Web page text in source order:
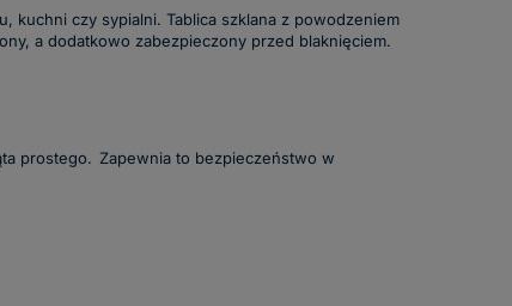
kuchni czy sypialni. Tablica szklana z powodzeniem
a dodatkowo zabezpieczony przed blaknięciem.
prostego. Zapewnia to bezpieczeństwo w